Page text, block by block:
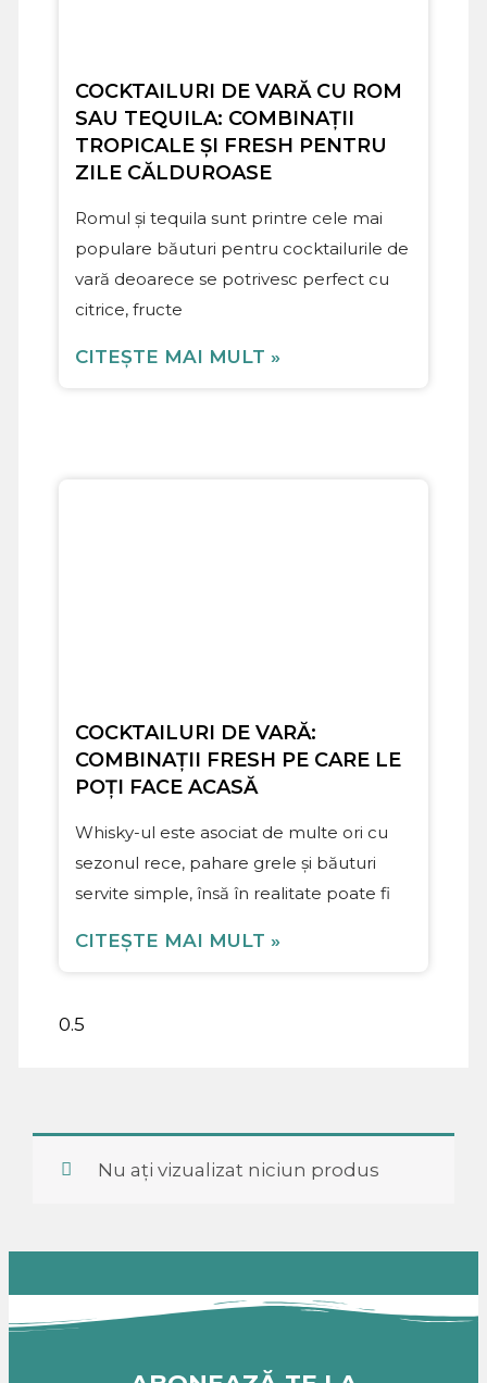
COCKTAILURI DE VARĂ CU ROM
SAU TEQUILA: COMBINAȚII
TROPICALE ȘI FRESH PENTRU
ZILE CĂLDUROASE
Romul și tequila sunt printre cele mai
populare băuturi pentru cocktailurile de
vară deoarece se potrivesc perfect cu
citrice, fructe
CITEȘTE MAI MULT »
COCKTAILURI DE VARĂ:
COMBINAȚII FRESH PE CARE LE
POȚI FACE ACASĂ
Whisky-ul este asociat de multe ori cu
sezonul rece, pahare grele și băuturi
servite simple, însă în realitate poate fi
CITEȘTE MAI MULT »
Nu ați vizualizat niciun produs